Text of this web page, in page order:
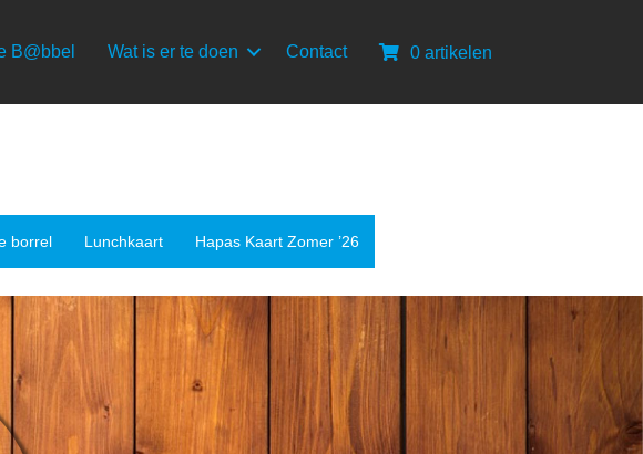
B@bbel Wat is er te doen Contact 0 artikelen
borrel Lunchkaart Hapas Kaart Zomer ’26